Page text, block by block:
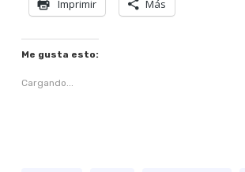
Imprimir Más
Me gusta esto:
Cargando...